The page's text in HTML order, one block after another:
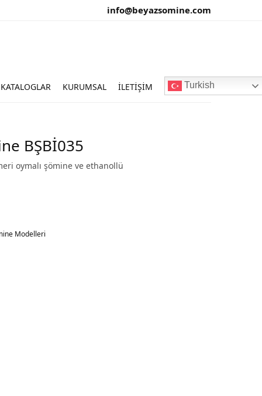
info@beyazsomine.com
KATALOGLAR KURUMSAL İLETIŞIM Turkish
BŞBİ035
oymalı şömine ve ethanollü
Modelleri